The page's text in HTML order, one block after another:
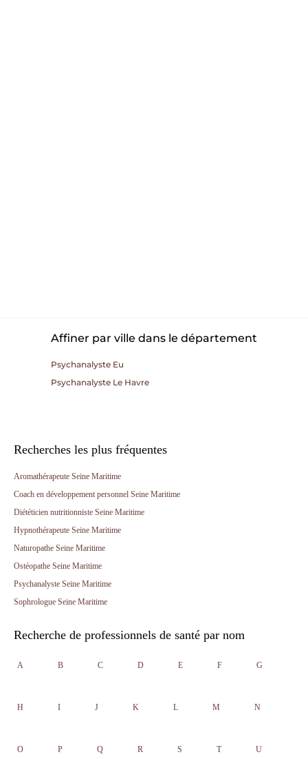
Affiner par ville dans le département
Psychanalyste Eu
Psychanalyste Le Havre
Recherches les plus fréquentes
Aromathérapeute Seine Maritime
Coach en développement personnel Seine Maritime
Diététicien nutritionniste Seine Maritime
Hypnothérapeute Seine Maritime
Naturopathe Seine Maritime
Ostéopathe Seine Maritime
Psychanalyste Seine Maritime
Sophrologue Seine Maritime
Recherche de professionnels de santé par nom
A B C D E F G
H I J K L M N
O P Q R S T U